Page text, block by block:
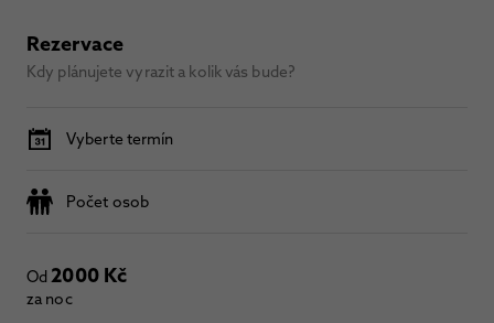
Rezervace
Kdy plánujete vyrazit a kolik vás bude?
Vyberte termín
Počet osob
Od2000 Kč
za noc